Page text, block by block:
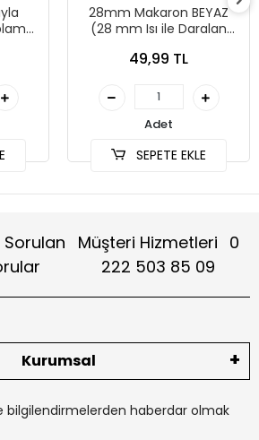
28mm Makaron BEYAZ
(28 mm Isı ile Daralan
metre
49,99 TL
Adet
SEPETE EKLE
Sorulan
Müşteri Hizmetleri 0
222 503 85 09
Kurumsal
bilgilendirmelerden haberdar olmak